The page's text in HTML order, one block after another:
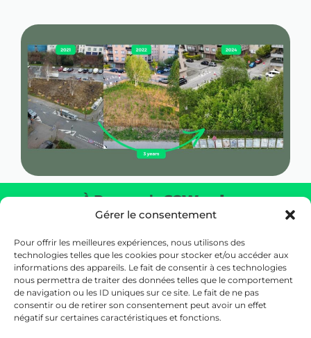
Gérer le consentement
Pour offrir les meilleures expériences, nous utilisons des
technologies telles que les cookies pour stocker et/ou accéder aux
informations des appareils. Le fait de consentir à ces technologies
nous permettra de traiter des données telles que le comportement
de navigation ou les ID uniques sur ce site. Le fait de ne pas
consentir ou de retirer son consentement peut avoir un effet
négatif sur certaines caractéristiques et fonctions.
À Propos deSOWoods
créant un véritable écosystème grandeur nature.
Nos Bureaux
26 Rue d’Edimbourg, 1050 Ixelles, Belgique (Siège)
Botanic Tower, Bd Saint-Lazare 4/10,
1210 Bruxelles, Belgium (Office)